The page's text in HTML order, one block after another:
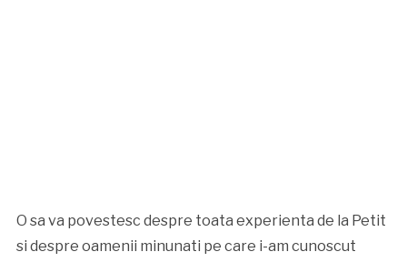
O sa va povestesc despre toata experienta de la Petit
si despre oamenii minunati pe care i-am cunoscut